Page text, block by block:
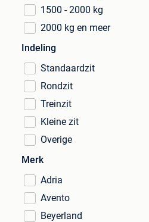
1500 - 2000 kg
2000 kg en meer
Indeling
Standaardzit
Rondzit
Treinzit
Kleine zit
Overige
Merk
Adria
Avento
Beyerland